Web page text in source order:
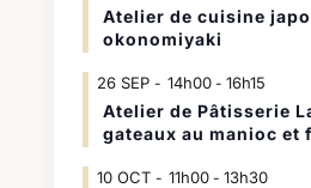
Atelier de cuisine
okonomiyaki
26 SEP 14h00- 16h15
Atelier de Pâtisserie
gateaux au manioc et
10 OCT 11h00- 13h30